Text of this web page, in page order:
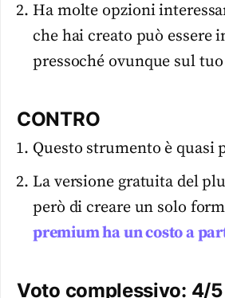
Ha molte opzioni
che hai creato può essere
pressoché ovunque sul
CONTRO
Questo strumento è quasi
La versione gratuita del
però di creare un solo
premium ha un costo a
Voto complessivo: 4/5